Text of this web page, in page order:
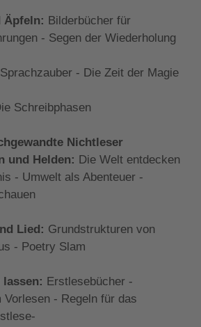
Äpfeln: Bilderbücher für
- Segen der Wiederholung
Sprachzauber - Die Zeit der Magie
Schreibphasen
Nichtleser
und Helden: Die Welt entdecken
- Umwelt als Abenteuer -
Lied: Grundstrukturen von
- Poetry Slam
lassen: Erstlesebücher -
- Regeln für das